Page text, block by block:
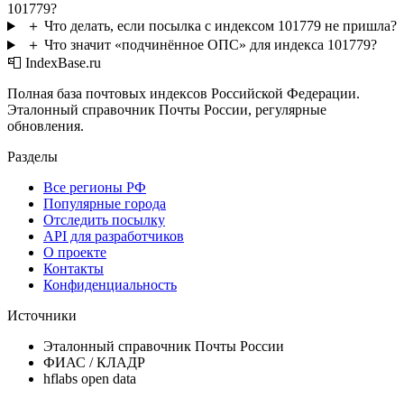
101779?
＋ Что делать, если посылка с индексом 101779 не пришла?
＋ Что значит «подчинённое ОПС» для индекса 101779?
📮 IndexBase.ru
Полная база почтовых индексов Российской Федерации.
Эталонный справочник Почты России, регулярные
обновления.
Разделы
Все регионы РФ
Популярные города
Отследить посылку
API для разработчиков
О проекте
Контакты
Конфиденциальность
Источники
Эталонный справочник Почты России
ФИАС / КЛАДР
hflabs open data